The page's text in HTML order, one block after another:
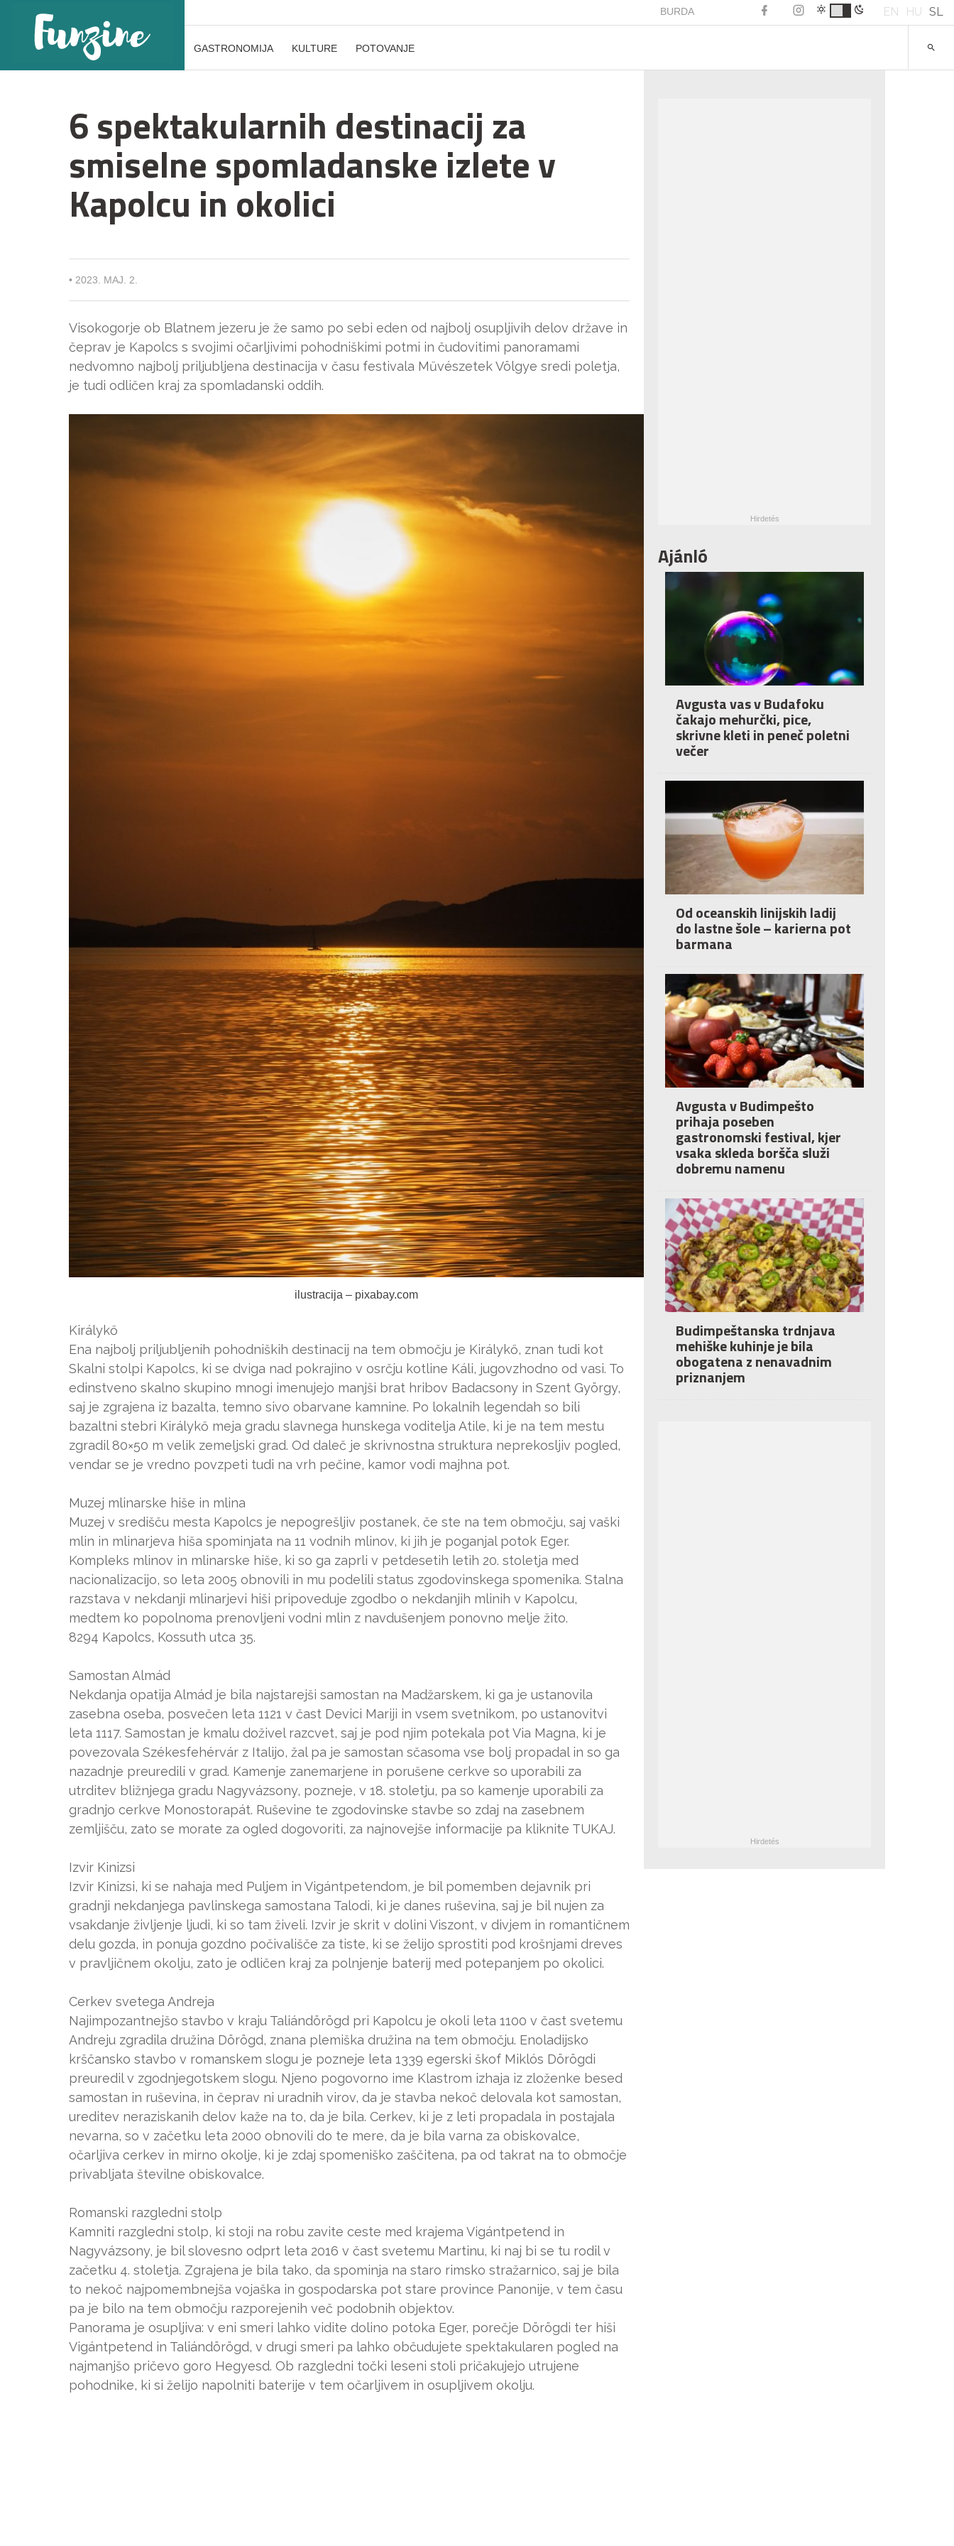
BURDA EN HU SL
GASTRONOMIJA KULTURE POTOVANJE
6 spektakularnih destinacij za
smiselne spomladanske izlete v
Kapolcu in okolici
• 2023. MAJ. 2.
Visokogorje ob Blatnem jezeru je že samo po sebi eden od najbolj osupljivih delov države in
čeprav je Kapolcs s svojimi očarljivimi pohodniškimi potmi in čudovitimi panoramami
nedvomno najbolj priljubljena destinacija v času festivala Művészetek Völgye sredi poletja,
je tudi odličen kraj za spomladanski oddih.
ilustracija – pixabay.com
Királykő
Ena najbolj priljubljenih pohodniških destinacij na tem območju je Királykő, znan tudi kot
Skalni stolpi Kapolcs, ki se dviga nad pokrajino v osrčju kotline Káli, jugovzhodno od vasi. To
edinstveno skalno skupino mnogi imenujejo manjši brat hribov Badacsony in Szent György,
saj je zgrajena iz bazalta, temno sivo obarvane kamnine. Po lokalnih legendah so bili
bazaltni stebri Királykő meja gradu slavnega hunskega voditelja Atile, ki je na tem mestu
zgradil 80×50 m velik zemeljski grad. Od daleč je skrivnostna struktura neprekosljiv pogled,
vendar se je vredno povzpeti tudi na vrh pečine, kamor vodi majhna pot.
Muzej mlinarske hiše in mlina
Muzej v središču mesta Kapolcs je nepogrešljiv postanek, če ste na tem območju, saj vaški
mlin in mlinarjeva hiša spominjata na 11 vodnih mlinov, ki jih je poganjal potok Eger.
Kompleks mlinov in mlinarske hiše, ki so ga zaprli v petdesetih letih 20. stoletja med
nacionalizacijo, so leta 2005 obnovili in mu podelili status zgodovinskega spomenika. Stalna
razstava v nekdanji mlinarjevi hiši pripoveduje zgodbo o nekdanjih mlinih v Kapolcu,
medtem ko popolnoma prenovljeni vodni mlin z navdušenjem ponovno melje žito.
8294 Kapolcs, Kossuth utca 35.
Samostan Almád
Nekdanja opatija Almád je bila najstarejši samostan na Madžarskem, ki ga je ustanovila
zasebna oseba, posvečen leta 1121 v čast Devici Mariji in vsem svetnikom, po ustanovitvi
leta 1117. Samostan je kmalu doživel razcvet, saj je pod njim potekala pot Via Magna, ki je
povezovala Székesfehérvár z Italijo, žal pa je samostan sčasoma vse bolj propadal in so ga
nazadnje preuredili v grad. Kamenje zanemarjene in porušene cerkve so uporabili za
utrditev bližnjega gradu Nagyvázsony, pozneje, v 18. stoletju, pa so kamenje uporabili za
gradnjo cerkve Monostorapát. Ruševine te zgodovinske stavbe so zdaj na zasebnem
zemljišču, zato se morate za ogled dogovoriti, za najnovejše informacije pa kliknite TUKAJ.
Izvir Kinizsi
Izvir Kinizsi, ki se nahaja med Puljem in Vigántpetendom, je bil pomemben dejavnik pri
gradnji nekdanjega pavlinskega samostana Talodi, ki je danes ruševina, saj je bil nujen za
vsakdanje življenje ljudi, ki so tam živeli. Izvir je skrit v dolini Viszont, v divjem in romantičnem
delu gozda, in ponuja gozdno počivališče za tiste, ki se želijo sprostiti pod krošnjami dreves
v pravljičnem okolju, zato je odličen kraj za polnjenje baterij med potepanjem po okolici.
Cerkev svetega Andreja
Najimpozantnejšo stavbo v kraju Taliándörögd pri Kapolcu je okoli leta 1100 v čast svetemu
Andreju zgradila družina Dörögd, znana plemiška družina na tem območju. Enoladijsko
krščansko stavbo v romanskem slogu je pozneje leta 1339 egerski škof Miklós Dörögdi
preuredil v zgodnjegotskem slogu. Njeno pogovorno ime Klastrom izhaja iz zloženke besed
samostan in ruševina, in čeprav ni uradnih virov, da je stavba nekoč delovala kot samostan,
ureditev neraziskanih delov kaže na to, da je bila. Cerkev, ki je z leti propadala in postajala
nevarna, so v začetku leta 2000 obnovili do te mere, da je bila varna za obiskovalce,
očarljiva cerkev in mirno okolje, ki je zdaj spomeniško zaščitena, pa od takrat na to območje
privabljata številne obiskovalce.
Romanski razgledni stolp
Kamniti razgledni stolp, ki stoji na robu zavite ceste med krajema Vigántpetend in
Nagyvázsony, je bil slovesno odprt leta 2016 v čast svetemu Martinu, ki naj bi se tu rodil v
začetku 4. stoletja. Zgrajena je bila tako, da spominja na staro rimsko stražarnico, saj je bila
to nekoč najpomembnejša vojaška in gospodarska pot stare province Panonije, v tem času
pa je bilo na tem območju razporejenih več podobnih objektov.
Panorama je osupljiva: v eni smeri lahko vidite dolino potoka Eger, porečje Dörögdi ter hiši
Vigántpetend in Taliándörögd, v drugi smeri pa lahko občudujete spektakularen pogled na
najmanjšo pričevo goro Hegyesd. Ob razgledni točki leseni stoli pričakujejo utrujene
pohodnike, ki si želijo napolniti baterije v tem očarljivem in osupljivem okolju.
Ajánló
Avgusta vas v Budafoku
čakajo mehurčki, pice,
skrivne kleti in peneč poletni
večer
Od oceanskih linijskih ladij
do lastne šole – karierna pot
barmana
Avgusta v Budimpešto
prihaja poseben
gastronomski festival, kjer
vsaka skleda boršča služi
dobremu namenu
Budimpeštanska trdnjava
mehiške kuhinje je bila
obogatena z nenavadnim
priznanjem